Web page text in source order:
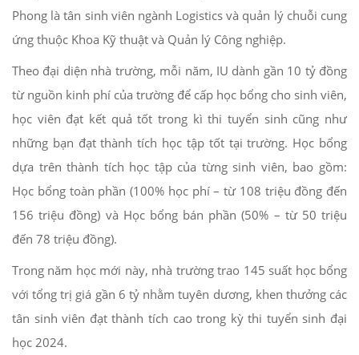
Phong là tân sinh viên ngành Logistics và quản lý chuỗi cung
ứng thuộc Khoa Kỹ thuật và Quản lý Công nghiệp.
Theo đại diện nhà trường, mỗi năm, IU dành gần 10 tỷ đồng
từ nguồn kinh phí của trường để cấp học bổng cho sinh viên,
học viên đạt kết quả tốt trong kì thi tuyển sinh cũng như
những bạn đạt thành tích học tập tốt tại trường. Học bổng
dựa trên thành tích học tập của từng sinh viên, bao gồm:
Học bổng toàn phần (100% học phí – từ 108 triệu đồng đến
156 triệu đồng) và Học bổng bán phần (50% – từ 50 triệu
đến 78 triệu đồng).
Trong năm học mới này, nhà trường trao 145 suất học bổng
với tổng trị giá gần 6 tỷ nhằm tuyên dương, khen thưởng các
tân sinh viên đạt thành tích cao trong kỳ thi tuyển sinh đại
học 2024.